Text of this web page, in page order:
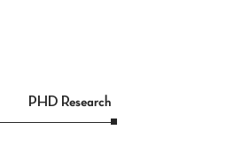
PHD Research